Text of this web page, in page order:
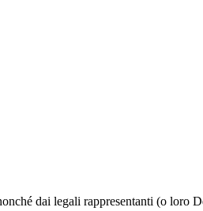
dai legali rappresentanti (o loro